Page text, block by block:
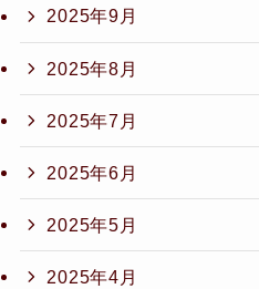
2025年9月
2025年8月
2025年7月
2025年6月
2025年5月
2025年4月